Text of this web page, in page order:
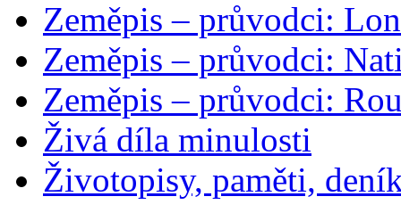
Zeměpis – průvodci:
Zeměpis – průvodci:
Zeměpis – průvodci:
Živá díla minulosti
Životopisy, paměti,